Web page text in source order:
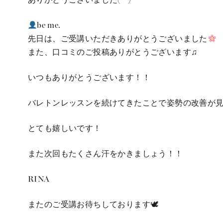
be me.
先日は、ご受講いただきありがとうございました
また、口コミのご投稿ありがとうございます♫
いつもありがとうございます！！
バレトンレッスンを続けてきたことで姿勢の改善が
とても嬉しいです！
また次回もたくさん汗をかきましょう！！
RINA
またのご受講お待ちしております🕊